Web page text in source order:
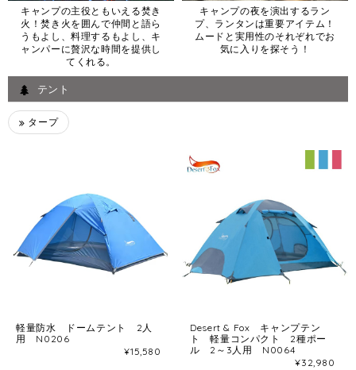
キャンプの主役ともいえる焚き
火！焚き火を囲んで仲間と語ら
うもよし、料理するもよし、キ
ャンパーに贅沢な時間を提供し
てくれる。
キャンプの夜を演出するラン
プ、ランタンは重要アイテム！
ムードと実用性のそれぞれでお
気に入りを探そう！
テント
タープ
軽量防水 ドームテント 2人
用 N0206
¥15,580
Desert & Fox キャンプテン
ト 軽量コンパクト 2種ポー
ル 2～3人用 N0064
¥32,980